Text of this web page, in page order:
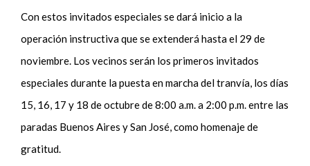
Con estos invitados especiales se dará inicio a la
operación instructiva que se extenderá hasta el 29 de
noviembre. Los vecinos serán los primeros invitados
especiales durante la puesta en marcha del tranvía, los días
15, 16, 17 y 18 de octubre de 8:00 a.m. a 2:00 p.m. entre las
paradas Buenos Aires y San José, como homenaje de
gratitud.